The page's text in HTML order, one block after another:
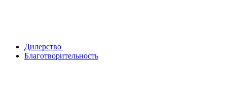
Дилерство
Благотворительность